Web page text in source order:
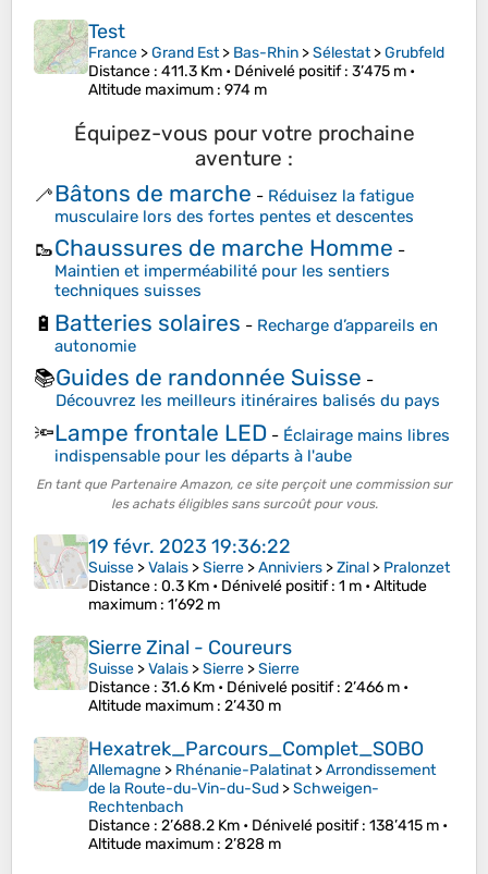
Test
France >Grand Est> Bas-Rhin >Sélestat>Grubfeld
Distance : 411.3 Km • Dénivelé positif: 3’475 m •
Altitude maximum : 974 m
Équipez-vous pour votre prochaine
aventure :
🦯Bâtons de marche - Réduisez la fatigue
musculaire lors des fortes pentes et descentes
🥾Chaussures de marche Homme -
Maintien et imperméabilité pour les sentiers
techniques suisses
🔋 Batteries solaires - Recharge d’appareils en
autonomie
📚Guides de randonnée Suisse -
Découvrez les meilleurs itinéraires balisés du pays
🔦Lampe frontale LED - Éclairage mains libres
indispensable pour les départs à l'aube
En tant que Partenaire Amazon, ce site perçoit une commission sur
les achats éligibles sans surcoût pour vous.
19 févr. 2023 19:36:22
Suisse >Valais >Sierre >Anniviers >Zinal > Pralonzet
Distance : 0.3 Km • Dénivelé positif: 1 m •Altitude
maximum : 1’692 m
Sierre Zinal - Coureurs
Suisse >Valais >Sierre >Sierre
Distance : 31.6 Km • Dénivelé positif: 2’466 m •
Altitude maximum : 2’430 m
Hexatrek_Parcours_Complet_SOBO
Allemagne > Rhénanie-Palatinat>Arrondissement
de la Route-du-Vin-du-Sud >Schweigen-
Rechtenbach
Distance : 2’688.2 Km • Dénivelé positif: 138’415 m •
Altitude maximum : 2’828 m